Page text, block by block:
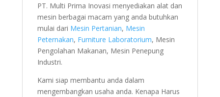
PT. Multi Prima Inovasi menyediakan alat dan
mesin berbagai macam yang anda butuhkan
mulai dari Mesin Pertanian, Mesin
Peternakan, Furniture Laboratorium, Mesin
Pengolahan Makanan, Mesin Penepung
Industri.
Kami siap membantu anda dalam
mengembangkan usaha anda. Kenapa Harus